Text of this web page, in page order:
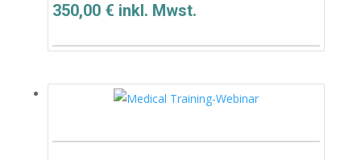
350,00 € inkl. Mwst.